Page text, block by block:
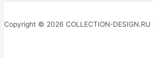
Copyright © 2026 COLLECTION-DESIGN.RU |